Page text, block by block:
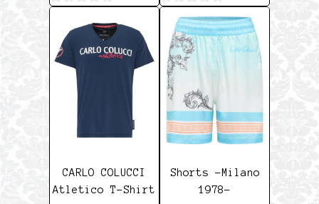
0
von
von
CARLO COLUCCI
Atletico T-Shirt
Shorts -Milano
1978-